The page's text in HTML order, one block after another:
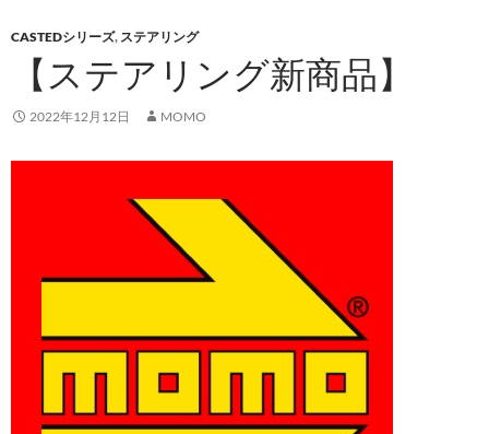
CASTEDシリーズ, ステアリング
【ステアリング新商品】
2022年12月12日 MOMO